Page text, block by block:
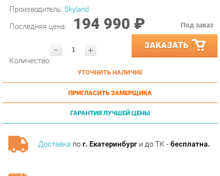
Последняя цена: 194 990 ₽
- ЗАКАЗАТЬ
УТОЧНИТЬ НАЛИЧИЕ
ПРИГЛАСИТЬ ЗАМЕРЩИКА
ГАРАНТИЯ ЛУЧШЕЙ ЦЕНЫ
Доставкапог. Екатеринбурги до ТК -бесплатна.